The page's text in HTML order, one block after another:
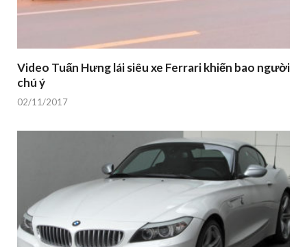
Video Tuấn Hưng lái siêu xe Ferrari khiến bao người
chú ý
02/11/2017